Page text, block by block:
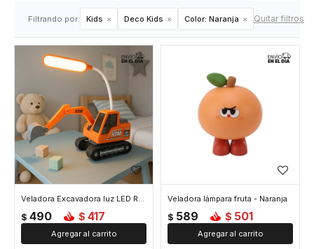
Filtrando por: Kids Deco Kids Color: Naranja Quitar filtros
Veladora Excavadora luz LED Recargable - Naranja
$ 490 $ 417
Veladora lámpara fruta - Naranja
$ 589 $ 501